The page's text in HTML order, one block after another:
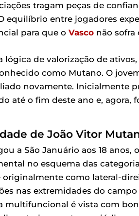
tragam peças de
equilíbrio entre jogadores
para que o Vasco não sofra
lógica de valorização de
como Mutano. O
novamente. Inicialmente
até o fim deste ano e,
de João Vitor
a São Januário aos 18
no esquema das
originalmente como lateral-
nas extremidades do
multifuncional é vista com